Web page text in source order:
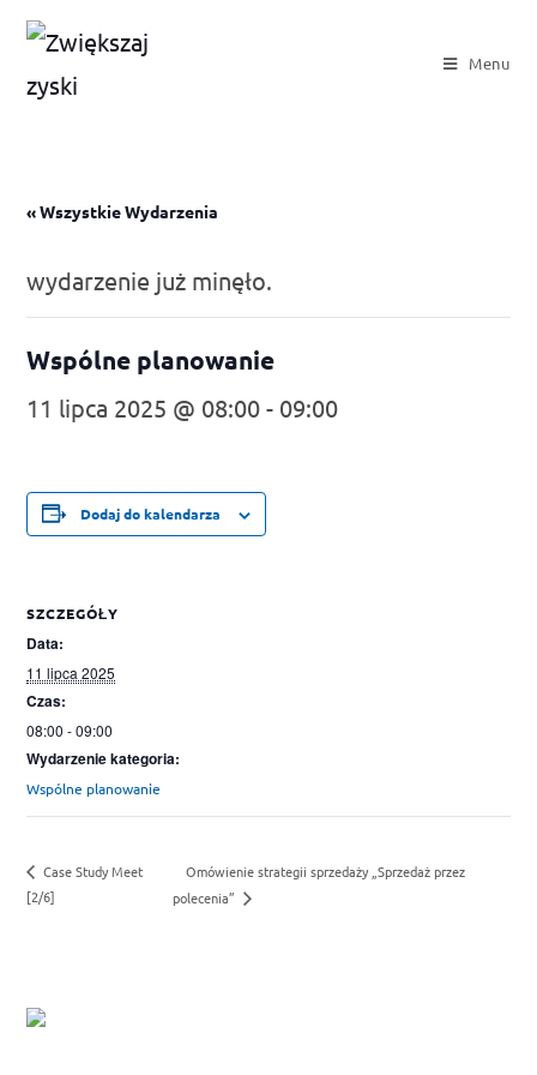
Menu
« Wszystkie Wydarzenia
wydarzenie już minęło.
Wspólne planowanie
11 lipca 2025 @ 08:00 - 09:00
Dodaj do kalendarza
SZCZEGÓŁY
Data:
11 lipca 2025
Czas:
08:00 - 09:00
Wydarzenie kategoria:
Wspólne planowanie
Case Study Meet
[2/6]
Omówienie strategii sprzedaży „Sprzedaż przez
polecenia”